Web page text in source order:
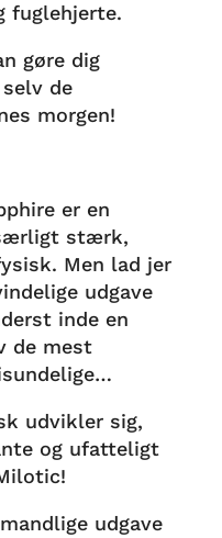
fuglehjerte.
gøre dig
de
morgen!
er en
stærk,
Men lad jer
udgave
inde en
de mest
udvikler sig,
og ufatteligt
udgave